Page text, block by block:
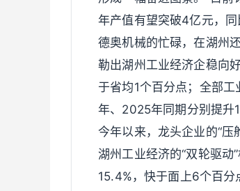
年产值有望突破4亿元，同
德奥机械的忙碌，在湖州
勒出湖州工业经济企稳向
于省均1个百分点；全部
年、2025年同期分别提升
今年以来，龙头企业的“压
湖州工业经济的“双轮驱
15.4%，快于面上6个百